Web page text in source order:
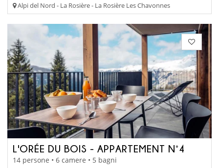
Alpi del Nord - La Rosière - La Rosière Les Chavonnes
L'ORÉE DU BOIS - APPARTEMENT N°4
14 persone • 6 camere • 5 bagni